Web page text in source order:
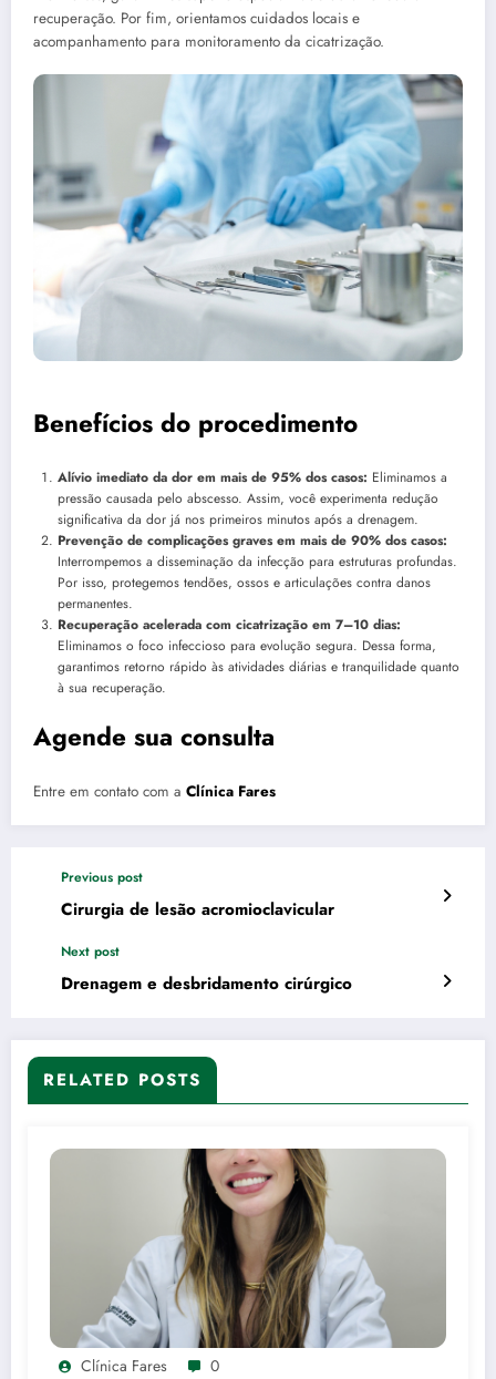
recuperação. Por fim, orientamos cuidados locais e
acompanhamento para monitoramento da cicatrização.
Benefícios do procedimento
Alívio imediato da dor em mais de 95% dos casos: Eliminamos a
pressão causada pelo abscesso. Assim, você experimenta redução
significativa da dor já nos primeiros minutos após a drenagem.
Prevenção de complicações graves em mais de 90% dos casos:
Interrompemos a disseminação da infecção para estruturas profundas.
Por isso, protegemos tendões, ossos e articulações contra danos
permanentes.
Recuperação acelerada com cicatrização em 7–10 dias:
Eliminamos o foco infeccioso para evolução segura. Dessa forma,
garantimos retorno rápido às atividades diárias e tranquilidade quanto
à sua recuperação.
Agende sua consulta
Entre em contato com a Clínica Fares
Previous post
Cirurgia de lesão acromioclavicular
Next post
Drenagem e desbridamento cirúrgico
RELATED POSTS
Clínica Fares 0